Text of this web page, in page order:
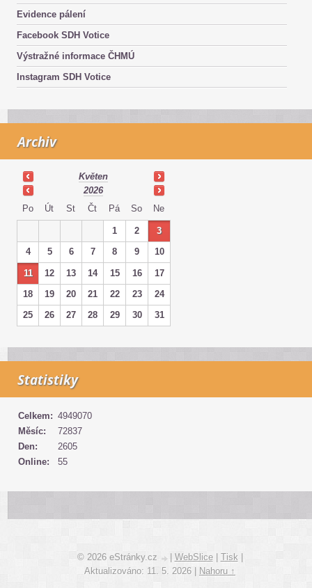
Evidence pálení
Facebook SDH Votice
Výstražné informace ČHMÚ
Instagram SDH Votice
Archiv
Květen
2026
Po
Út St Čt Pá So Ne
1 2
3
4
5 6 7 8 9 10
11 12 13 14 15 16
17
18
19 20 21 22 23
24
25
26 27 28 29 30 31
Statistiky
Online: 55
Celkem: 4949070
Měsíc:
72837
Den:
2605
© 2026 eStránky.cz WebSlice Tisk
Aktualizováno: 11. 5. 2026
Nahoru ↑